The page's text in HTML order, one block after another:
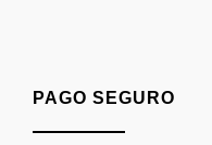
PAGO SEGURO